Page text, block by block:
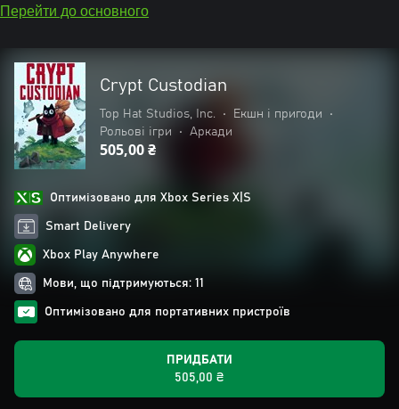
Перейти до основного
Crypt Custodian
Top Hat Studios, Inc. • Екшн і пригоди
•
Рольові ігри
• Аркади
505,00 ₴
Оптимізовано для Xbox Series X|S
Smart Delivery
Xbox Play Anywhere
Мови, що підтримуються: 11
Оптимізовано для портативних пристроїв
ПРИДБАТИ
505,00 ₴